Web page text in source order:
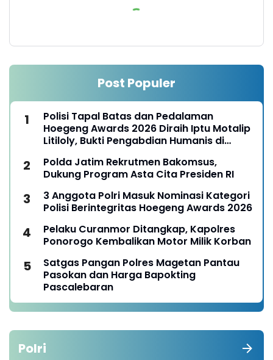
Post Populer
Polisi Tapal Batas dan Pedalaman
Hoegeng Awards 2026 Diraih Iptu Motalip
Litiloly, Bukti Pengabdian Humanis di
Polda Jatim Rekrutmen Bakomsus,
Dukung Program Asta Cita Presiden RI
3 Anggota Polri Masuk Nominasi Kategori
Polisi Berintegritas Hoegeng Awards 2026
Pelaku Curanmor Ditangkap, Kapolres
Ponorogo Kembalikan Motor Milik Korban
Satgas Pangan Polres Magetan Pantau
Pasokan dan Harga Bapokting
Pascalebaran
Polri